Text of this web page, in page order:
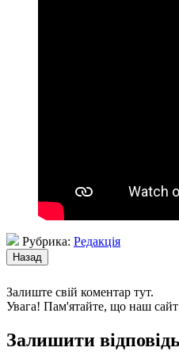
Рубрика: Редакція
Залиште свій коментар тут.
Увага! Пам'ятайте, що наш
Залишити відповідь